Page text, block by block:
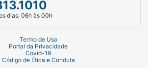
dias, 06h às 00h
Termo de Uso
Portal da Privacidade
Covid-19
Código de Ética e Conduta